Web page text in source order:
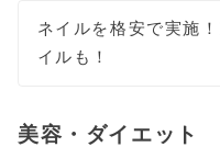
ネイルを格安で実施
イルも！
美容・ダイエット